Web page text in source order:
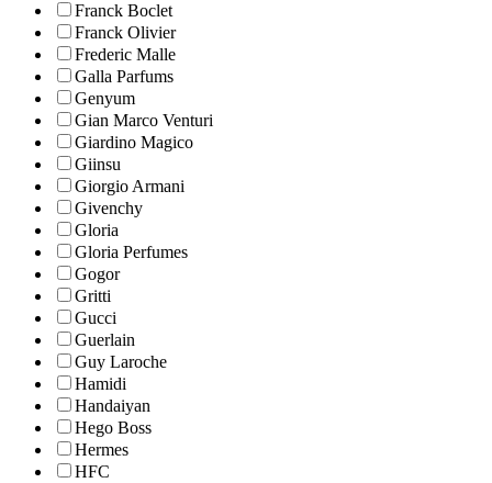
Franck Boclet
Franck Olivier
Frederic Malle
Galla Parfums
Genyum
Gian Marco Venturi
Giardino Magico
Giinsu
Giorgio Armani
Givenchy
Gloria
Gloria Perfumes
Gogor
Gritti
Gucci
Guerlain
Guy Laroche
Hamidi
Handaiyan
Hego Boss
Hermes
HFC